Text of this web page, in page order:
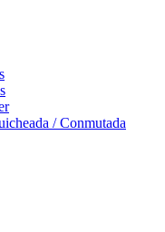
/ Conmutada